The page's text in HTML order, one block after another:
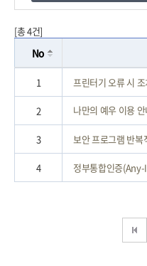
[총 4건]
No
1 프린터기 오류 시
2 나만의 예우 이용
3 보안 프로그램 반복
4 정부통합인증